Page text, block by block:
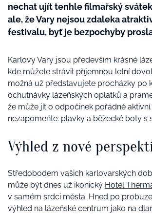
nechat ujít tenhle filmařský
ale, že Vary nejsou zdaleka
festivalu, byť je bezpochyby
Karlovy Vary jsou především krásné
kde můžete strávit příjemnou letní
možná už představujete procházky po
ochutnávky lázeňských oplatků a
že může jít o odpočinek pořádně
nezapomeňte: plavky a běžecké boty s
Výhled z nové
Středobodem vašich karlovarských
může být dnes už ikonický Hotel
v samém srdci města. Hned po
výhled na lázeňské centrum jako na